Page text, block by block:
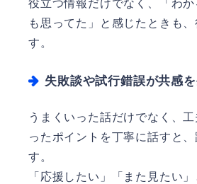
役立つ情報だけでなく、「わ
も思ってた」と感じたときも
す。
失敗談や試行錯誤が共感
うまくいった話だけでなく、
ったポイントを丁寧に話すと、
す。
「応援したい」「また見たい